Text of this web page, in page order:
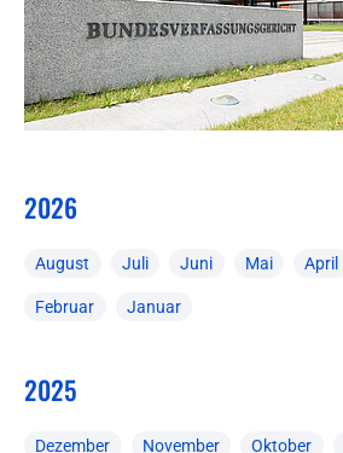
2026
August Juli Juni Mai April
Februar Januar
2025
Dezember November Oktober